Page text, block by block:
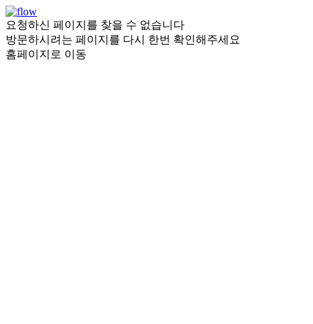
요청하신 페이지를 찾을 수 없습니다
방문하시려는 페이지를 다시 한번 확인해주세요
홈페이지로 이동